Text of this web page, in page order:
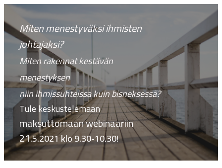
Miten menestyväksi ihmisten
johtajaksi?
Miten rakennat kestävän
menestyksen
niin ihmissuhteissa kuin bisneksessä?
Tule keskustelemaan
maksuttomaan webinaariin
21.5.2021klo9.30-10.30!